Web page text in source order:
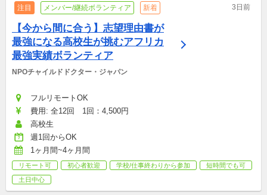
注目 メンバー/継続ボランティア 新着 3日前
【今から間に合う】志望理由書が
最強になる高校生が挑むアフリカ
最強実績ボランティア
NPOチャイルドドクター・ジャパン
フルリモートOK
費用: 全12回　1回：4,500円
高校生
週1回からOK
1ヶ月間~4ヶ月間
リモート可 初心者歓迎 学校/仕事終わりから参加
短時間でも可
土日中心